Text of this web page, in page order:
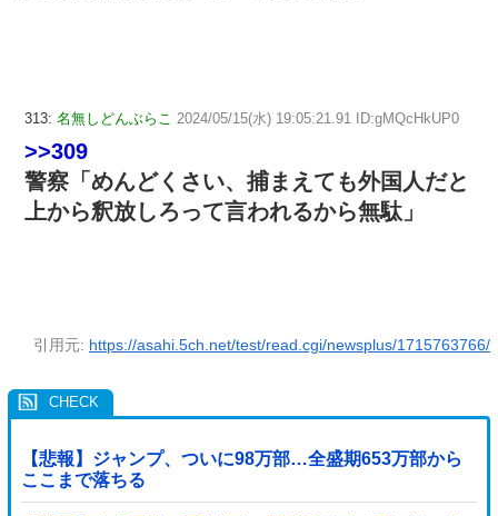
313: 名無しどんぶらこ 2024/05/15(水) 19:05:21.91 ID:gMQcHkUP0
>>309
警察「めんどくさい、捕まえても外国人だと
上から釈放しろって言われるから無駄」
引用元: https://asahi.5ch.net/test/read.cgi/newsplus/1715763766/
【悲報】ジャンプ、ついに98万部…全盛期653万部から
ここまで落ちる